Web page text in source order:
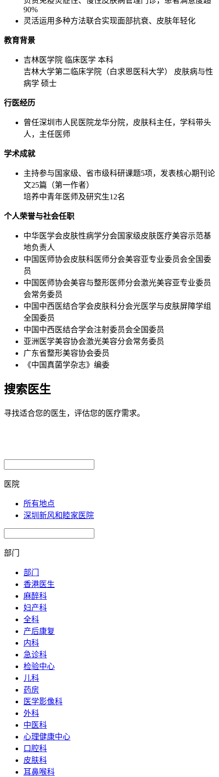
90%
灵活运用多种方法联合实现面部抗衰、皮肤年轻化
教育背景
吉林医学院 临床医学 本科
吉林大学第二临床学院（白求恩医科大学） 皮肤病与性
病学 硕士
行医经历
曾任深圳市人民医院龙华分院，皮肤科主任，学科带头
人，主任医师
学术成就
主持参与国家级、省市级科研课题5项，发表核心期刊论
文25篇（第一作者）
培养中青年医师及研究生12名
个人荣誉与社会任职
中华医学会皮肤性病学分会国家级皮肤医疗美容示范基
地负责人
中国医师协会皮肤科医师分会美容亚专业委员会全国委
员
中国医师协会美容与整形医师分会激光美容亚专业委员
会常务委员
中国中西医结合学会皮肤科分会光医学与皮肤屏障学组
全国委员
中国中西医结合学会注射委员会全国委员
亚洲医学美容协会激光美容分会常务委员
广东省整形美容协会委员
《中国真菌学杂志》编委
搜索医生
寻找适合您的医生，评估您的医疗需求。
医院
所有地点
深圳新风和睦家医院
部门
部门
香港医生
麻醉科
妇产科
全科
产后康复
内科
急诊科
检验中心
儿科
药房
医学影像科
外科
中医科
心理健康中心
口腔科
皮肤科
耳鼻喉科